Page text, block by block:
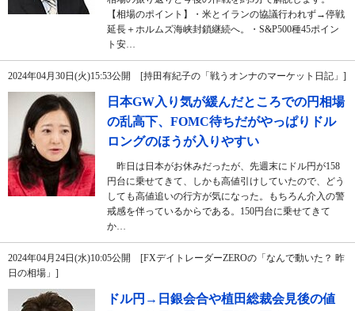
【相場のポイント】・米とイランの協議行われず→停戦
延長＋ホルムズ海峡封鎖継続へ。・S&P500種45ポイン
ト安…
2024年04月30日(火)15:53公開 [持田有紀子の「戦うオンナのマーケット日記」]
日本GW入り気が緩んだところでの円相場
の乱高下、FOMC待ちだがやっぱりドル
ロングのほうが入りやすい
昨日は日本がお休みだったが、先週末にドル円が158
円台に乗せてきて、しかも高値引けしていたので、どう
しても高値追いの行方が気になった。もちろん介入の警
戒感を伴っているからである。150円台に乗せてきて
か…
2024年04月24日(水)10:05公開 [FXデイトレーダーZEROの「なんで動いた？ 昨
日の相場」]
ドル円→日銀会合や植田総裁会見後の値